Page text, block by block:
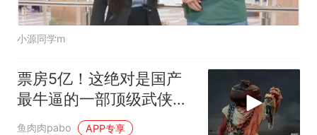
小源同学m
票房5亿！这绝对是国产
最牛逼的一部顶级武侠
片，全程劲爆激战！
鱼肉肉pabo APP专享